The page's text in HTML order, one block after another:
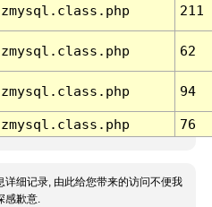
211
62
94
76
详细记录, 由此给您带来的访问不便我
感歉意.